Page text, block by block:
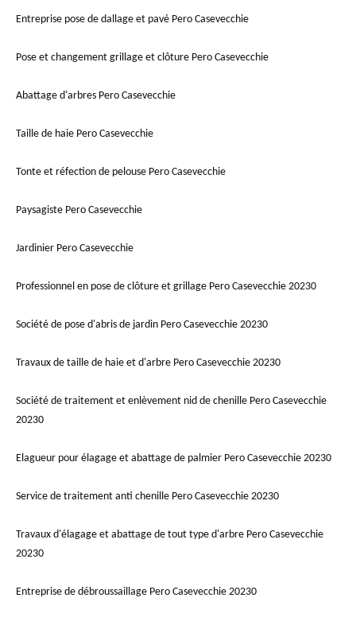
Entreprise pose de dallage et pavé Pero Casevecchie
Pose et changement grillage et clôture Pero Casevecchie
Abattage d'arbres Pero Casevecchie
Taille de haie Pero Casevecchie
Tonte et réfection de pelouse Pero Casevecchie
Paysagiste Pero Casevecchie
Jardinier Pero Casevecchie
Professionnel en pose de clôture et grillage Pero Casevecchie 20230
Société de pose d'abris de jardin Pero Casevecchie 20230
Travaux de taille de haie et d'arbre Pero Casevecchie 20230
Société de traitement et enlèvement nid de chenille Pero Casevecchie
20230
Elagueur pour élagage et abattage de palmier Pero Casevecchie 20230
Service de traitement anti chenille Pero Casevecchie 20230
Travaux d'élagage et abattage de tout type d'arbre Pero Casevecchie
20230
Entreprise de débroussaillage Pero Casevecchie 20230